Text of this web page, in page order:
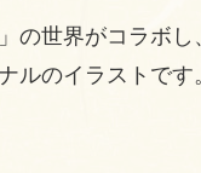
の世界がコラボし
ルのイラストです